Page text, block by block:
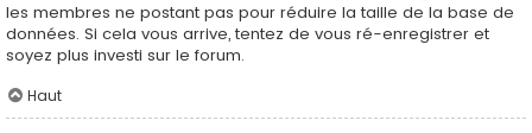
les membres ne postant pas pour réduire la taille de la base de
données. Si cela vous arrive, tentez de vous ré-enregistrer et
soyez plus investi sur le forum.
Haut